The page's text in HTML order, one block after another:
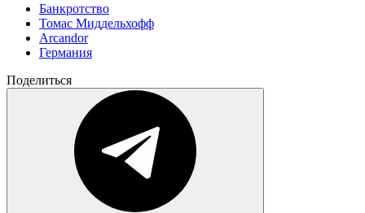
Банкротство
Томас Миддельхофф
Arcandor
Германия
Поделиться